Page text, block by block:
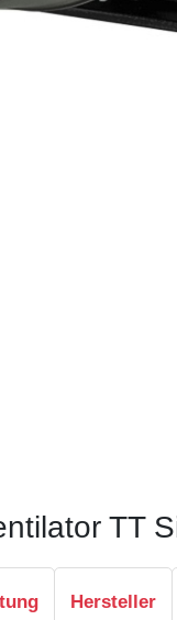
TT
Hersteller